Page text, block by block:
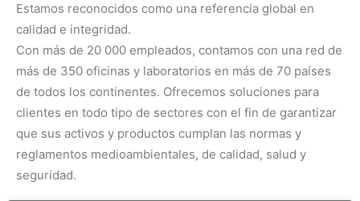
Estamos reconocidos como una referencia global en
calidad e integridad.
Con más de 20 000 empleados, contamos con una red de
más de 350 oficinas y laboratorios en más de 70 países
de todos los continentes. Ofrecemos soluciones para
clientes en todo tipo de sectores con el fin de garantizar
que sus activos y productos cumplan las normas y
reglamentos medioambientales, de calidad, salud y
seguridad.